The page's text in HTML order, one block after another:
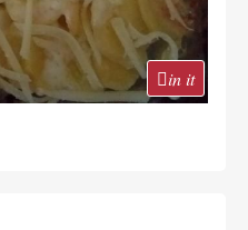
in it